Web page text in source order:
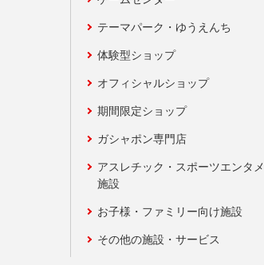
テーマパーク・ゆうえんち
体験型ショップ
オフィシャルショップ
期間限定ショップ
ガシャポン専門店
アスレチック・スポーツエンタメ
施設
お子様・ファミリー向け施設
その他の施設・サービス